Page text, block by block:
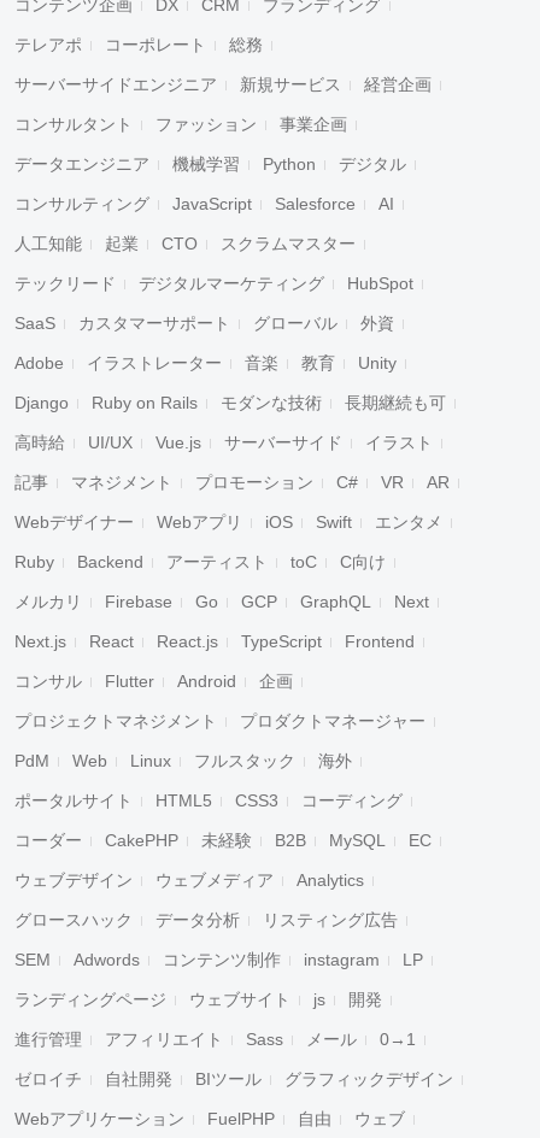
コンテンツ企画 DX CRM ブランディング
テレアポ コーポレート 総務
サーバーサイドエンジニア 新規サービス 経営企画
コンサルタント ファッション 事業企画
データエンジニア 機械学習 Python デジタル
コンサルティング JavaScript Salesforce AI
人工知能 起業 CTO スクラムマスター
テックリード デジタルマーケティング HubSpot
SaaS カスタマーサポート グローバル 外資
Adobe イラストレーター 音楽 教育 Unity
Django Ruby on Rails モダンな技術 長期継続も可
高時給 UI/UX Vue.js サーバーサイド イラスト
記事 マネジメント プロモーション C# VR AR
Webデザイナー Webアプリ iOS Swift エンタメ
Ruby Backend アーティスト toC C向け
メルカリ Firebase Go GCP GraphQL Next
Next.js React React.js TypeScript Frontend
コンサル Flutter Android 企画
プロジェクトマネジメント プロダクトマネージャー
PdM Web Linux フルスタック 海外
ポータルサイト HTML5 CSS3 コーディング
コーダー CakePHP 未経験 B2B MySQL EC
ウェブデザイン ウェブメディア Analytics
グロースハック データ分析 リスティング広告
SEM Adwords コンテンツ制作 instagram LP
ランディングページ ウェブサイト js 開発
進行管理 アフィリエイト Sass メール 0→1
ゼロイチ 自社開発 BIツール グラフィックデザイン
Webアプリケーション FuelPHP 自由 ウェブ